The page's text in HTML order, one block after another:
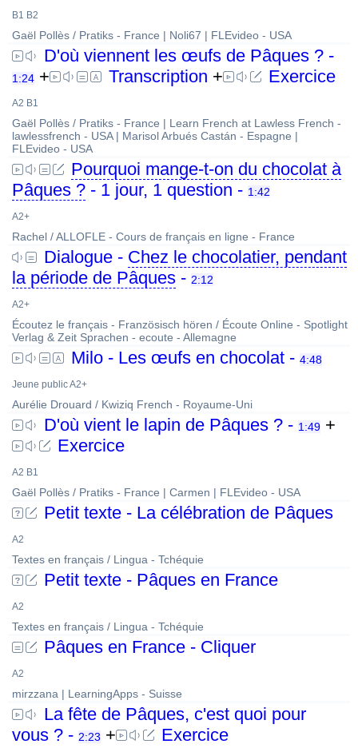
B1 B2
Gaël Pollès / Pratiks - France | Noli67 | FLEvideo - USA
D'où viennent les œufs de Pâques ? -
1:24 + Transcription + Exercice
A2 B1
Gaël Pollès / Pratiks - France | Learn French at Lawless French -
lawlessfrench - USA | Marisol Arbués Castán - Espagne |
FLEvideo - USA
Pourquoi mange-t-on du chocolat à
Pâques ?- 1 jour, 1 question - 1:42
A2+
Rachel / ALLOFLE - Cours de français en ligne - France
Dialogue - Chez le chocolatier, pendant
la période de Pâques- 2:12
A2+
Écoutez le français - Französisch hören / Écoute Online - Spotlight
Verlag & Zeit Sprachen - ecoute - Allemagne
Milo - Les œufs en chocolat - 4:48
Jeune public A2+
Aurélie Drouard / Kwiziq French - Royaume-Uni
D'où vient le lapin de Pâques ? - 1:49 +
Exercice
A2 B1
Gaël Pollès / Pratiks - France | Carmen | FLEvideo - USA
Petit texte - La célébration de Pâques
A2
Textes en français / Lingua - Tchéquie
Petit texte - Pâques en France
A2
Textes en français / Lingua - Tchéquie
Pâques en France - Cliquer
A2
mirzzana | LearningApps - Suisse
La fête de Pâques, c'est quoi pour
vous ? - 2:23 + Exercice